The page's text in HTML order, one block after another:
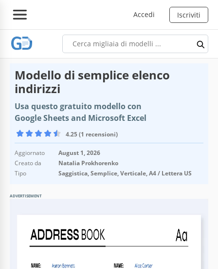
Accedi Iscriviti
Modello di semplice elenco
indirizzi
Usa questo gratuito modello con
Google Sheets and Microsoft Excel
4.25 (1 recensioni)
Aggiornato
August 1, 2026
Creato da
Natalia Prokhorenko
Tipo
Saggistica, Semplice, Verticale, A4 / Lettera US
ADVERTISEMENT
Google Sheets, Microsoft Excel